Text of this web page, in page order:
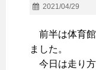
2021/04/29
前半は体育館
ました。
今日は走り方